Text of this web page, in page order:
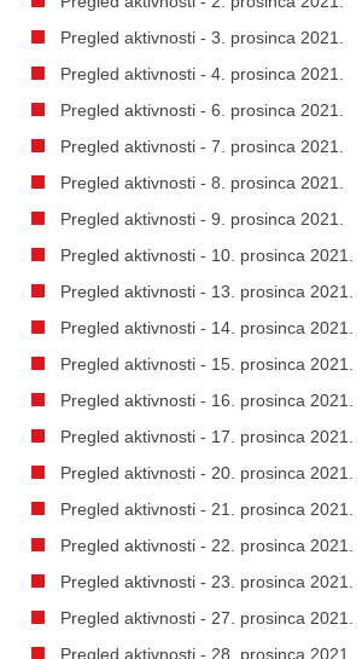
Pregled aktivnosti - 3. prosinca 2021.
Pregled aktivnosti - 4. prosinca 2021.
Pregled aktivnosti - 6. prosinca 2021.
Pregled aktivnosti - 7. prosinca 2021.
Pregled aktivnosti - 8. prosinca 2021.
Pregled aktivnosti - 9. prosinca 2021.
Pregled aktivnosti - 10. prosinca 2021.
Pregled aktivnosti - 13. prosinca 2021.
Pregled aktivnosti - 14. prosinca 2021.
Pregled aktivnosti - 15. prosinca 2021.
Pregled aktivnosti - 16. prosinca 2021.
Pregled aktivnosti - 17. prosinca 2021.
Pregled aktivnosti - 20. prosinca 2021.
Pregled aktivnosti - 21. prosinca 2021.
Pregled aktivnosti - 22. prosinca 2021.
Pregled aktivnosti - 23. prosinca 2021.
Pregled aktivnosti - 27. prosinca 2021.
Pregled aktivnosti - 28. prosinca 2021.